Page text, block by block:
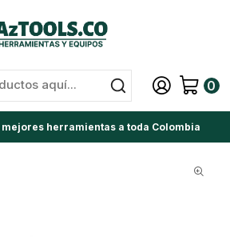
0
herramientas a toda Colombia